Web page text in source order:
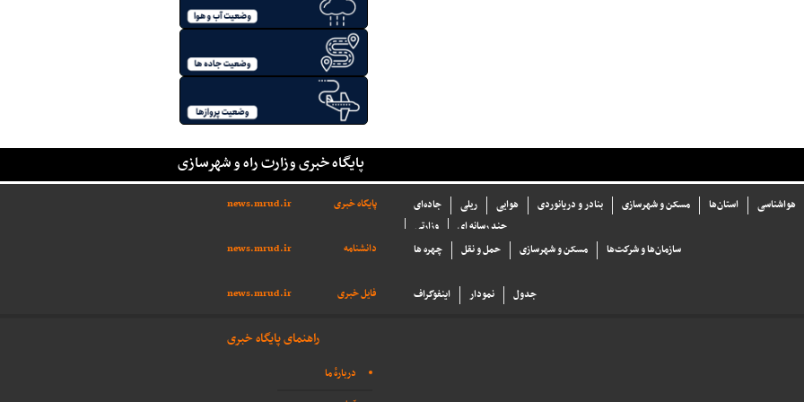
پایگاه خبری وزارت راه و شهرسازی
پایگاه خبری news.mrud.ir جاده‌ای ریلی هوایی بنادر و دریانوردی مسکن و شهرسازی استان‌ها
هواشناسی
وزارتی
چند رسانه ای
دانشنامه
news.mrud.ir چهره ها حمل و نقل مسکن و شهرسازی سازما‌ن‌ها و شركت‌ها
فایل خبری news.mrud.ir اینفوگراف نمودار جدول
راهنمای پایگاه خبری
دربارهٔ ما